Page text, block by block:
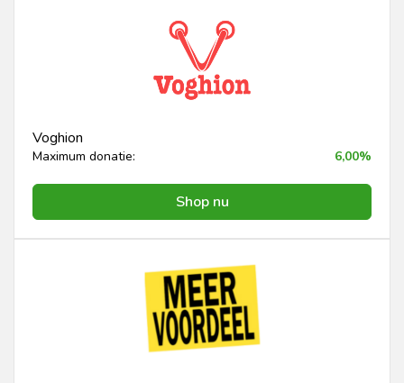
Voghion
Maximum donatie: 6,00%
Shop nu